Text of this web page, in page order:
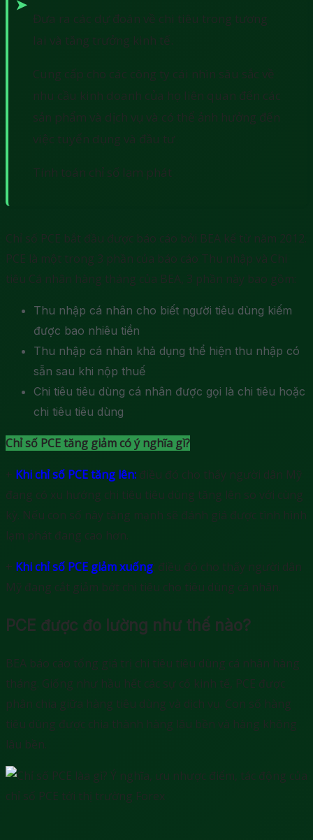
Đưa ra các dự đoán về chi tiêu trong tương
lai và tăng trưởng kinh tế.
Cung cấp cho các công ty cái nhìn sâu sắc về
nhu cầu kinh doanh của họ liên quan đến các
sản phẩm và dịch vụ và có thể ảnh hưởng đến
việc tuyển dụng và đầu tư
Tính toán chỉ số lạm phát
Chỉ số PCE bắt đầu được báo cáo bởi BEA kể từ năm 2012.
PCE là một trong 3 phần của báo cáo Thu nhập và Chi
tiêu Cá nhân hàng tháng của BEA, 3 phần này bao gồm:
Thu nhập cá nhân cho biết người tiêu dùng kiếm
được bao nhiêu tiền
Thu nhập cá nhân khả dụng thể hiện thu nhập có
sẵn sau khi nộp thuế
Chi tiêu tiêu dùng cá nhân được gọi là chi tiêu hoặc
chi tiêu tiêu dùng
Chỉ số PCE tăng giảm có ý nghĩa gì?
+ Khi chỉ số PCE tăng lên: điều đó cho thấy người dân Mỹ
đang có xu hướng chi tiêu tiêu dùng tăng lên so với cùng
kỳ. Nếu con số này tăng mạnh sẽ đánh giá được tình hình
lạm phát đang cao hơn.
+ Khi chỉ số PCE giảm xuống: điều đó cho thấy người dân
Mỹ đang cắt giảm bớt chi tiêu cho tiêu dùng cá nhân.
PCE được đo lường như thế nào?
BEA báo cáo tổng giá trị chi tiêu tiêu dùng cá nhân hàng
tháng. Giống như hầu hết các sự cố kinh tế, PCE được
phân chia giữa hàng tiêu dùng và dịch vụ. Con số hàng
tiêu dùng được chia thành hàng lâu bền và hàng không
lâu bền.